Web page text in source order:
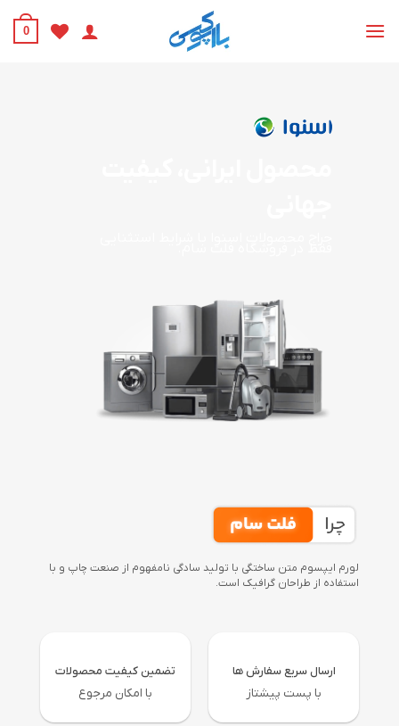
0
لورم ایپسوم متن ساختگی با تولید سادگی نامفهوم از صنعت چاپ و با
استفاده از طراحان گرافیک است.
ارسال سریع سفارش ها
با پست پیشتاز
تضمین کیفیت محصولات
با امکان مرجوع